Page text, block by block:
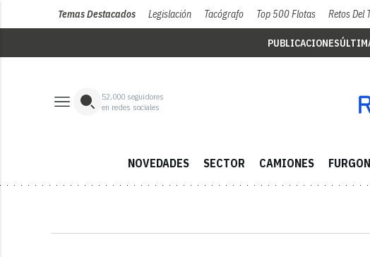
Temas Destacados Legislación Tacógrafo Top 500 Flotas Retos Del
PUBLICACIONES
52,000 seguidores
en redes sociales
NOVEDADES SECTOR CAMIONES